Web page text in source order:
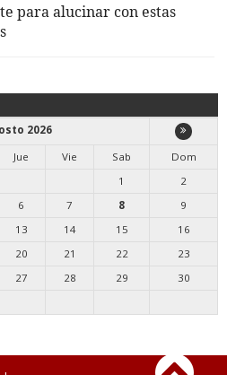
para alucinar con estas
2026
Jue Vie Sab
Dom
1
2
6 7 8
9
13 14 15
16
20 21 22
23
27 28 29
30